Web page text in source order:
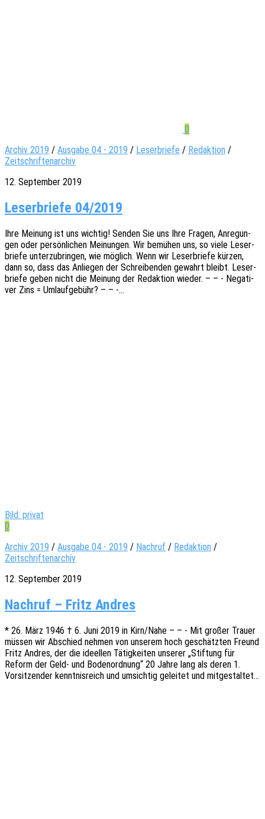
0
Archiv 2019 / Ausgabe 04 - 2019 / Leserbriefe / Redaktion /
Zeitschriftenarchiv
12. September 2019
Leserbriefe 04/2019
Ihre Meinung ist uns wich­tig! Senden Sie uns Ihre Fragen, Anre­gun­
gen oder persön­li­chen Meinun­gen. Wir bemü­hen uns, so viele Leser­
brie­fe unter­zu­brin­gen, wie möglich. Wenn wir Leser­brie­fe kürzen,
dann so, dass das Anlie­gen der Schrei­ben­den gewahrt bleibt. Leser­
brie­fe geben nicht die Meinung der Redak­ti­on wieder. – – - Nega­ti­
ver Zins = Umlaufgebühr? – – -…
Bild: privat
0
Archiv 2019 / Ausgabe 04 - 2019 / Nachruf / Redaktion /
Zeitschriftenarchiv
12. September 2019
Nachruf – Fritz Andres
* 26. März 1946 † 6. Juni 2019 in Kirn/Nahe – – - Mit großer Trauer
müssen wir Abschied nehmen von unse­rem hoch geschätz­ten Freund
Fritz Andres, der die ideel­len Tätig­kei­ten unse­rer „Stif­tung für
Reform der Geld- und Boden­ord­nung“ 20 Jahre lang als deren 1.
Vorsit­zen­der kennt­nis­reich und umsich­tig gelei­tet und mitgestaltet…